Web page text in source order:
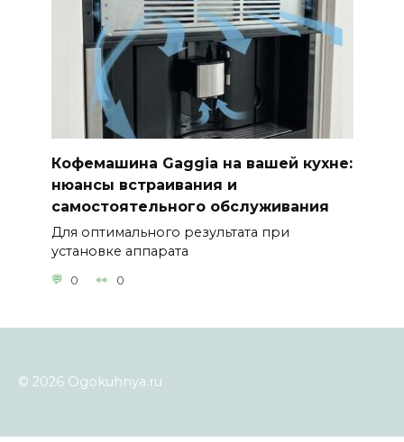
Кофемашина Gaggia на вашей кухне:
нюансы встраивания и
самостоятельного обслуживания
Для оптимального результата при
установке аппарата
0 0
© 2026 Ogokuhnya.ru